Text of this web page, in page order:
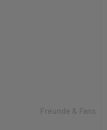
Freunde & Fans